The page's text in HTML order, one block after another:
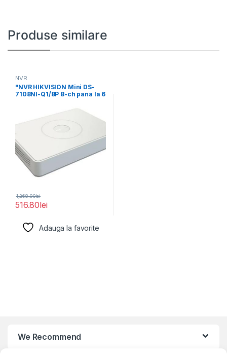
Produse similare
NVR
"NVR HIKVISION Mini DS-
7108NI-Q1/8P 8-ch pana la 6
516.80lei
1,268.90lei
Adauga la favorite
We Recommend